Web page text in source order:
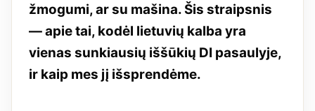
žmogumi, ar su mašina. Šis straipsnis
— apie tai, kodėl lietuvių kalba yra
vienas sunkiausių iššūkių DI pasaulyje,
ir kaip mes jį išsprendėme.